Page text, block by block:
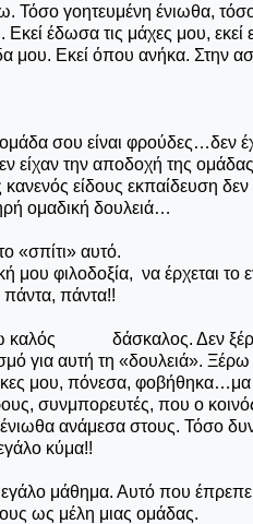
Τόσο γοητευμένη ένιωθα,
έδωσα τις μάχες μου, εκεί
μου. Εκεί όπου ανήκα. Στην
ομάδα σου είναι
είχαν την αποδοχή της
είδους εκπαίδευση δεν
ομαδική δουλειά…
«σπίτι» αυτό.
φιλοδοξία, να έρχεται το
πάντα, πάντα!!
καλός δάσκαλος. Δεν ξέρω
για αυτή τη «δουλειά».
μου, πόνεσα,
συνμπορευτές, που ο
ανάμεσα στους. Τόσο
κύμα!!
μάθημα. Αυτό που έπρεπε
ως μέλη μιας ομάδας.